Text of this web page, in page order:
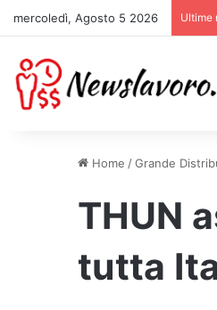
mercoledì, Agosto 5 2026 Ultime
Home /Grande
THUN
tutta